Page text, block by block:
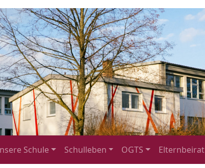
Schule Schulleben OGTS Elternbeirat